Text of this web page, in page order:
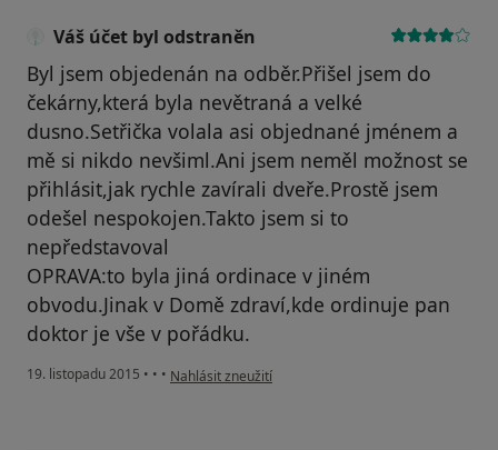
Váš účet byl odstraněn
Byl jsem objedenán na odběr.Přišel jsem do
čekárny,která byla nevětraná a velké
dusno.Setřička volala asi objednané jménem a
mě si nikdo nevšiml.Ani jsem neměl možnost se
přihlásit,jak rychle zavírali dveře.Prostě jsem
odešel nespokojen.Takto jsem si to
nepředstavoval
OPRAVA:to byla jiná ordinace v jiném
obvodu.Jinak v Domě zdraví,kde ordinuje pan
doktor je vše v pořádku.
19. listopadu 2015 • • • podle názoru uživatele Váš účet byl odstraněn
Nahlásit zneužití